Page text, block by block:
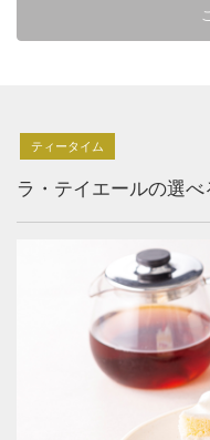
ティータイム
ラ・テイエールの選